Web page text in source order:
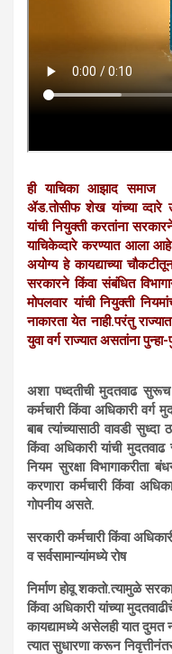
ही याचिका आझाद समाज
ॲड.तोसीफ शेख यांच्या व्दारे
यांची नियुक्ती करतांना
याचिकेव्दारे करण्यात आला
अयोग्य हे कायद्याच्या
सरकारने किंवा संबंधित
मोपलवार यांची नियुक्ती
नाकारता येत नाही.परंतु
युवा वर्ग राज्यात असतांना
अशा पध्दतीची मुदतवाढ सुरूच
कर्मचारी किंवा अधिकारी वर्ग
बाब त्यांच्यासाठी वावडी सुध्दा
किंवा अधिकारी यांची
नियम सुरक्षा विभागाकरीता
करणारा कर्मचारी किंवा
गोपनीय असते.
सरकारी कर्मचारी किंवा
व सर्वसामान्यांमध्ये रोष
निर्माण होवू शकतो.त्यामुळे
किंवा अधिकारी यांच्या
कायद्यामध्ये असेलही यात दुमत
त्यात सुधारणा करून